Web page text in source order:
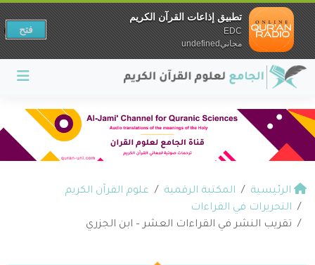
الرئيسية المكتبة الرقمية
علوم القرآن الكريم
التحريرات في القراءات
تقريب النشر في القراءات العشر – ابن الجزري
تطبيق إذاعات القرآن الكريم
EDC
مجانيundefined
فتح